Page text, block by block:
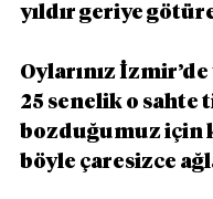
yıldır geriye
Oylarınız
25 senelik o
bozduğumuz için
böyle çaresizce